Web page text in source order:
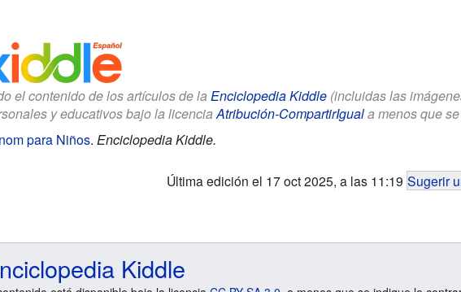
el contenido de los artículos de la Enciclopedia Kiddle(incluidas las
y educativos bajo la licenciaAtribución-CompartirIguala menos que
para Niños. Enciclopedia Kiddle.
Última edición el 17 oct 2025, a las 11:19 Sugerir
Kiddle